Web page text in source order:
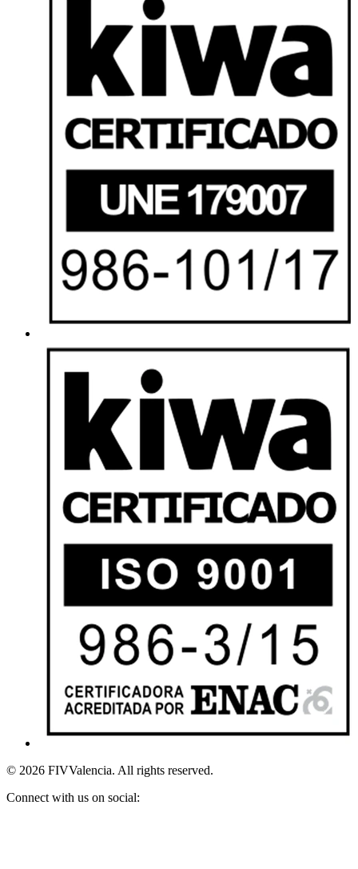
© 2026 FIVValencia. All rights reserved.
Connect with us on social: